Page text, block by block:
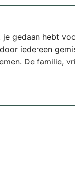
gedaan hebt
iedereen
De familie,